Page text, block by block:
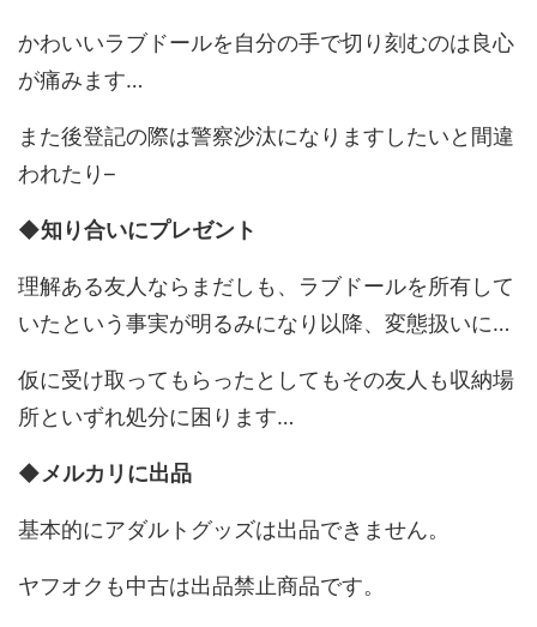
かわいいラブドールを自分の手で切り刻むのは良心
が痛みます…
また後登記の際は警察沙汰になりますしたいと間違
われたり–
◆知り合いにプレゼント
理解ある友人ならまだしも、ラブドールを所有して
いたという事実が明るみになり以降、変態扱いに…
仮に受け取ってもらったとしてもその友人も収納場
所といずれ処分に困ります…
◆メルカリに出品
基本的にアダルトグッズは出品できません。
ヤフオクも中古は出品禁止商品です。